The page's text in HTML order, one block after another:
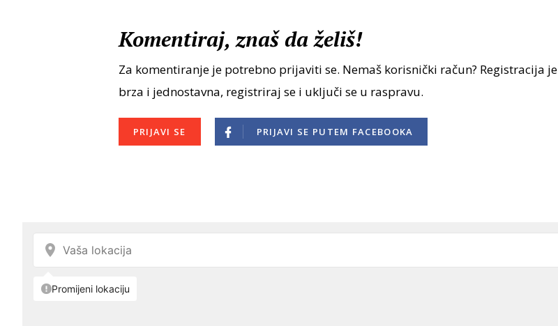
Komentiraj, znaš da želiš!
Za komentiranje je potrebno prijaviti se. Nemaš korisnički račun? Registracija je
brza i jednostavna, registriraj se i uključi se u raspravu.
PRIJAVI SE PRIJAVI SE PUTEM FACEBOOKA